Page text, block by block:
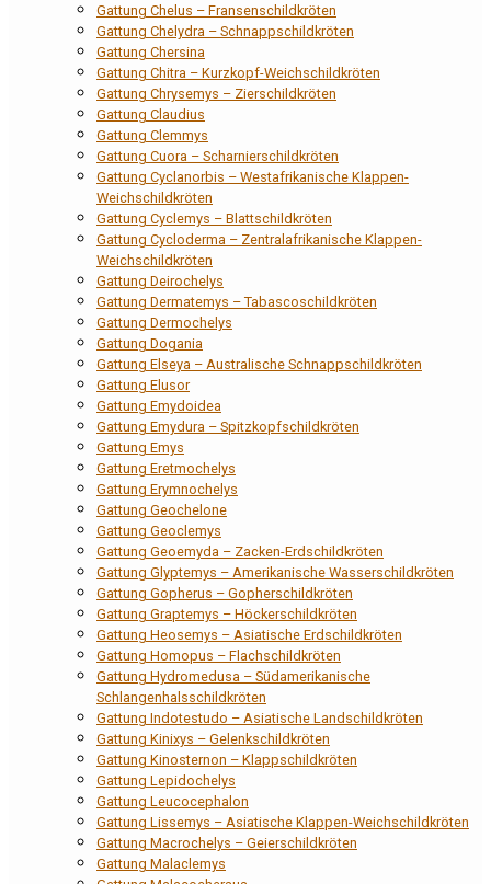
Gattung Chelus – Fransenschildkröten
Gattung Chelydra – Schnappschildkröten
Gattung Chersina
Gattung Chitra – Kurzkopf-Weichschildkröten
Gattung Chrysemys – Zierschildkröten
Gattung Claudius
Gattung Clemmys
Gattung Cuora – Scharnierschildkröten
Gattung Cyclanorbis – Westafrikanische Klappen-
Weichschildkröten
Gattung Cyclemys – Blattschildkröten
Gattung Cycloderma – Zentralafrikanische Klappen-
Weichschildkröten
Gattung Deirochelys
Gattung Dermatemys – Tabascoschildkröten
Gattung Dermochelys
Gattung Dogania
Gattung Elseya – Australische Schnappschildkröten
Gattung Elusor
Gattung Emydoidea
Gattung Emydura – Spitzkopfschildkröten
Gattung Emys
Gattung Eretmochelys
Gattung Erymnochelys
Gattung Geochelone
Gattung Geoclemys
Gattung Geoemyda – Zacken-Erdschildkröten
Gattung Glyptemys – Amerikanische Wasserschildkröten
Gattung Gopherus – Gopherschildkröten
Gattung Graptemys – Höckerschildkröten
Gattung Heosemys – Asiatische Erdschildkröten
Gattung Homopus – Flachschildkröten
Gattung Hydromedusa – Südamerikanische
Schlangenhalsschildkröten
Gattung Indotestudo – Asiatische Landschildkröten
Gattung Kinixys – Gelenkschildkröten
Gattung Kinosternon – Klappschildkröten
Gattung Lepidochelys
Gattung Leucocephalon
Gattung Lissemys – Asiatische Klappen-Weichschildkröten
Gattung Macrochelys – Geierschildkröten
Gattung Malaclemys